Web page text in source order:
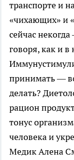
транспорте и
«чихающих» и
сейчас
говоря, как и в
принимать —
делать?
рацион
тонус
человека и
Медик Алена